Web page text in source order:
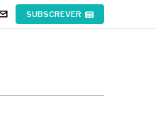
SUBSCREVER